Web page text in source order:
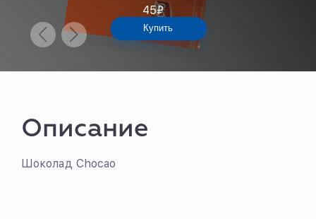
45₽
Купить
Описание
Шоколад Chocao